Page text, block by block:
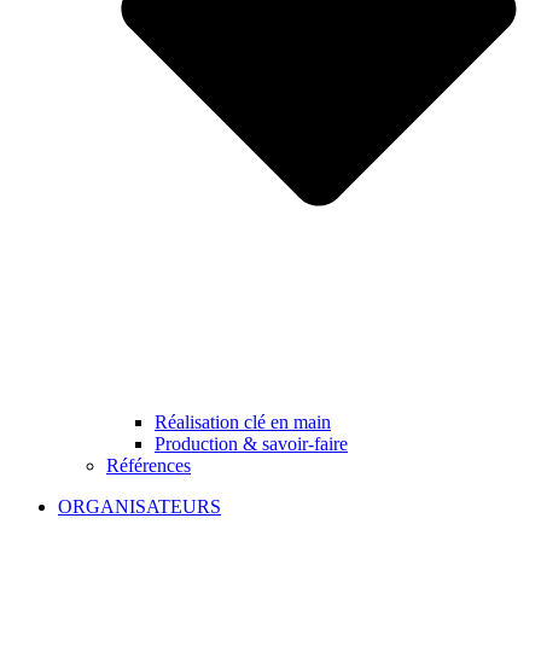
Réalisation clé en main
Production & savoir-faire
Références
ORGANISATEURS